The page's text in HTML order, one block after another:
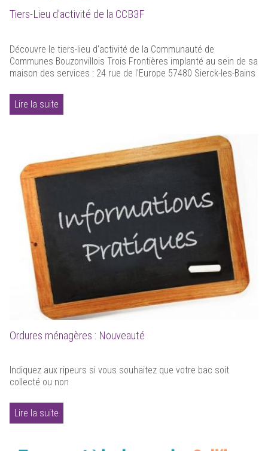
Tiers-Lieu d'activité de la CCB3F
Découvre le tiers-lieu d'activité de la Communauté de
Communes Bouzonvillois Trois Frontières implanté au sein de sa
maison des services : 24 rue de l'Europe 57480 Sierck-les-Bains
Lire la suite
Ordures ménagères : Nouveauté
Indiquez aux ripeurs si vous souhaitez que votre bac soit
collecté ou non
Lire la suite